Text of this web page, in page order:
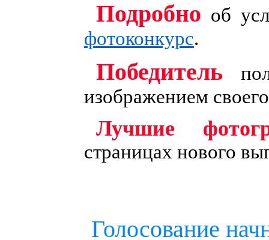
Подробно об
фотоконкурс.
Победитель
изображением
Лучшие
страницах нового
Голосование